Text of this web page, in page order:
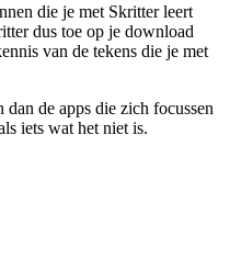
die je met Skritter leert
dus toe op je download
van de tekens die je met
de apps die zich focussen
iets wat het niet is.